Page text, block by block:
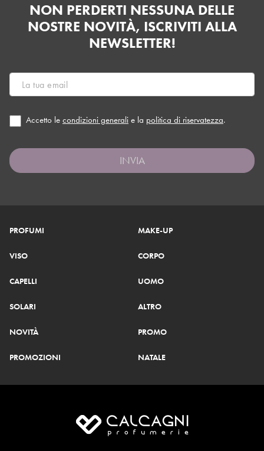
NON PERDERTI NESSUNA DELLE
NOSTRE NOVITÀ, ISCRIVITI ALLA
NEWSLETTER!
Accetto le condizioni generali e la politica di riservatezza.
INVIA
PROFUMI MAKE-UP
VISO CORPO
CAPELLI UOMO
SOLARI ALTRO
NOVITÀ PROMO
PROMOZIONI NATALE